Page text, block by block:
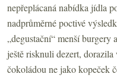
nepřeplácaná nabídka jídla
nadprůměrné poctivé
„degustační“ menší
ještě risknuli dezert,
čokoládou ne jako kopeček